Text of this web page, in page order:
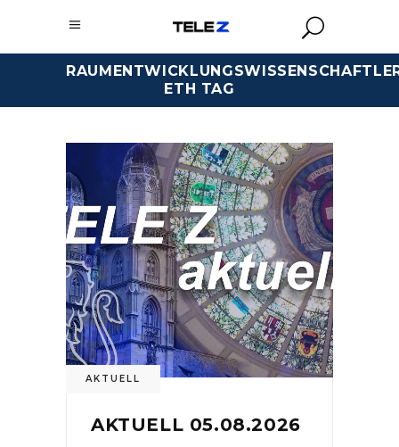
ETH TAG
AKTUELL
AKTUELL 05.08.2026